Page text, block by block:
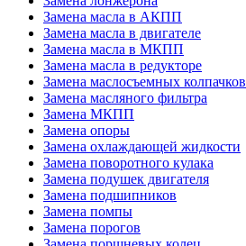
Замена масла в АКПП
Замена масла в двигателе
Замена масла в МКПП
Замена масла в редукторе
Замена маслосъемных колпачков
Замена масляного фильтра
Замена МКПП
Замена опоры
Замена охлаждающей жидкости
Замена поворотного кулака
Замена подушек двигателя
Замена подшипников
Замена помпы
Замена порогов